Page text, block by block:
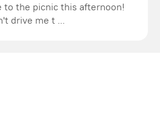
to the picnic this afternoon!
drive me t ...